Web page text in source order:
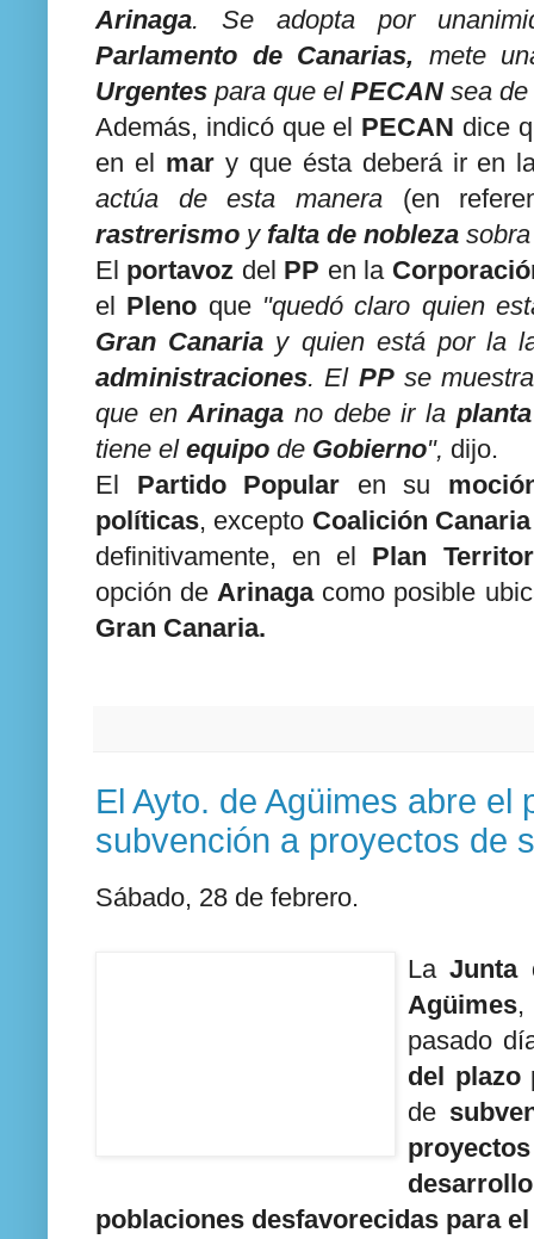
Arinaga. Se adopta por
Parlamento de Canarias, mete
Urgentes para que el PECANsea de
Además, indicó que el PECAN dice
en el mary que ésta deberá ir en
actúa de esta manera (en
rastrerismo y falta de nobleza
El portavoz del PP en la
el Pleno que "quedó claro quien
Gran Canaria y quien está por la
administraciones. El PPse
que enArinaga no debe ir la
tiene el equipo de Gobierno", dijo.
El Partido Popular en su
políticas, excepto Coalición Canaria
definitivamente, en el Plan
opción de Arinagacomo posible
Gran Canaria.
El Ayto. de Agüimes abre el
subvención a proyectos de
Sábado, 28 de febrero.
LaJunta
Agüimes,
pasado
del plazo
de
proyectos
poblaciones desfavorecidas para el